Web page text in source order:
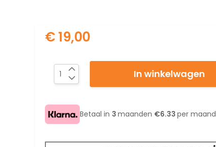
€ 19,00
In winkelwagen
Betaal in 3 maanden €6.33 per maand